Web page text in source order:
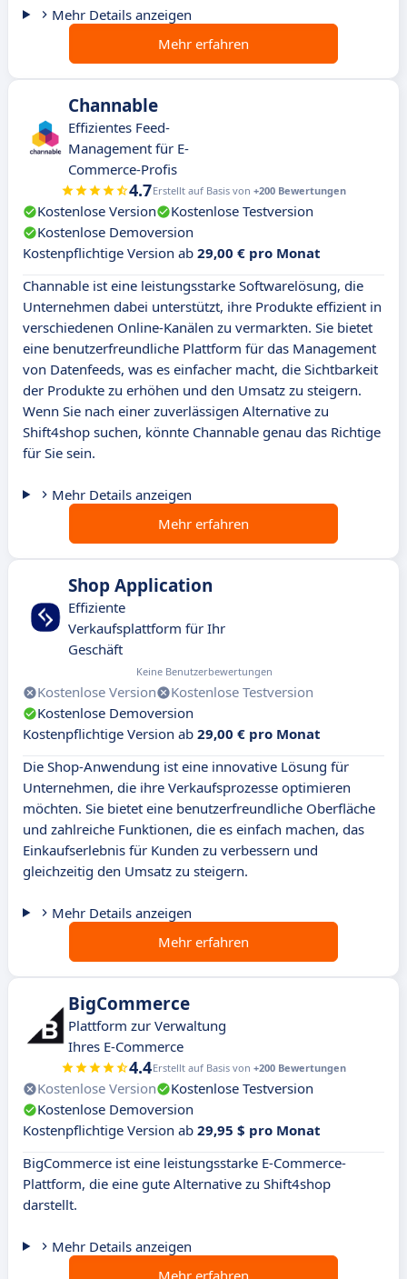
Mehr Details anzeigen
Mehr erfahren
Channable
Effizientes Feed-
Management für E-
Commerce-Profis
4.7Erstellt auf Basis von +200 Bewertungen
Kostenlose Version
Kostenlose Testversion
Kostenlose Demoversion
Kostenpflichtige Version ab 29,00 € pro Monat
Channable ist eine leistungsstarke Softwarelösung, die
Unternehmen dabei unterstützt, ihre Produkte effizient in
verschiedenen Online-Kanälen zu vermarkten. Sie bietet
eine benutzerfreundliche Plattform für das Management
von Datenfeeds, was es einfacher macht, die Sichtbarkeit
der Produkte zu erhöhen und den Umsatz zu steigern.
Wenn Sie nach einer zuverlässigen Alternative zu
Shift4shop suchen, könnte Channable genau das Richtige
für Sie sein.
Mehr Details anzeigen
Mehr erfahren
Shop Application
Effiziente
Verkaufsplattform für Ihr
Geschäft
Keine Benutzerbewertungen
Kostenlose Version
Kostenlose Testversion
Kostenlose Demoversion
Kostenpflichtige Version ab 29,00 € pro Monat
Die Shop-Anwendung ist eine innovative Lösung für
Unternehmen, die ihre Verkaufsprozesse optimieren
möchten. Sie bietet eine benutzerfreundliche Oberfläche
und zahlreiche Funktionen, die es einfach machen, das
Einkaufserlebnis für Kunden zu verbessern und
gleichzeitig den Umsatz zu steigern.
Mehr Details anzeigen
Mehr erfahren
BigCommerce
Plattform zur Verwaltung
Ihres E-Commerce
4.4Erstellt auf Basis von +200 Bewertungen
Kostenlose Version
Kostenlose Testversion
Kostenlose Demoversion
Kostenpflichtige Version ab 29,95 $ pro Monat
BigCommerce ist eine leistungsstarke E-Commerce-
Plattform, die eine gute Alternative zu Shift4shop
darstellt.
Mehr Details anzeigen